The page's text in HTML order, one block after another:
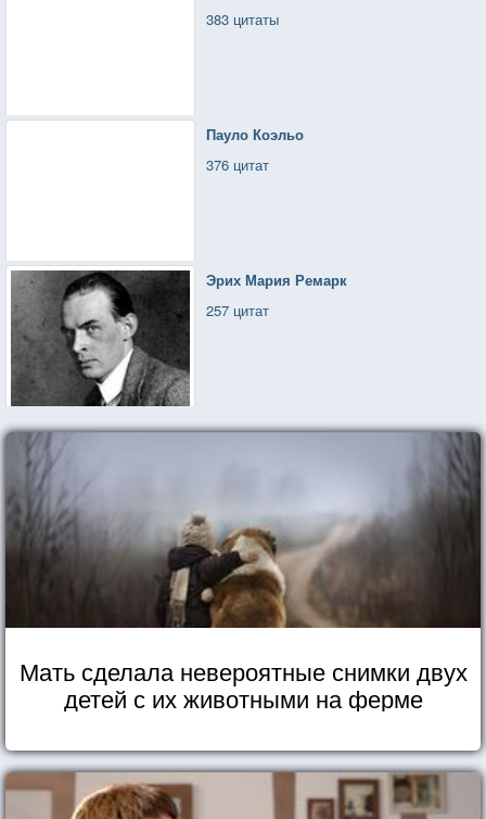
383 цитаты
Пауло Коэльо
376 цитат
Эрих Мария Ремарк
257 цитат
Мать сделала невероятные снимки двух
детей с их животными на ферме